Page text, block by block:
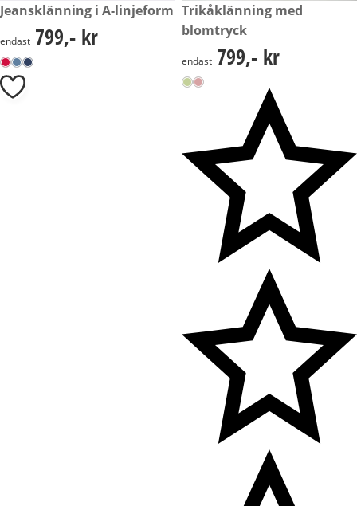
799,- kr
Jeansklänning i A-linjeform
799,- kr
endast 799,- kr
799,- kr
Trikåklänning med
blomtryck
799,- kr
endast 799,- kr